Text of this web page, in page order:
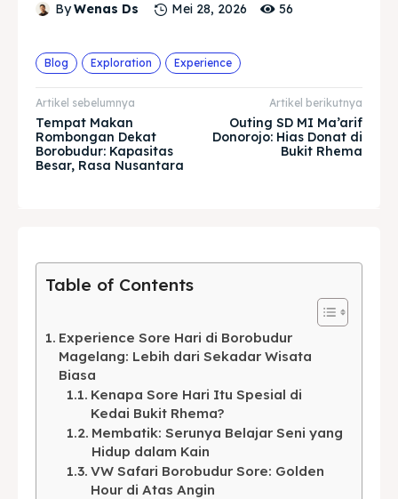
Search
Cari
Search
Cari
Explore our destinations
& Make a booking today
Ruang Meeting
Playground Anak
Katering Magelang
Nasi Box
Explore our destinations
& Make a booking today
Ruang Meeting
Playground Anak
Katering Magelang
Nasi Box
ByWenas Ds Mei 28, 2026 56
Blog Exploration Experience
Artikel sebelumnya
Tempat Makan
Rombongan Dekat
Borobudur: Kapasitas
Besar, Rasa Nusantara
Artikel berikutnya
Outing SD MI Ma’arif
Donorojo: Hias Donat di
Bukit Rhema
Table of Contents
Experience Sore Hari di Borobudur
Magelang: Lebih dari Sekadar Wisata
Biasa
Kenapa Sore Hari Itu Spesial di
Kedai Bukit Rhema?
Membatik: Serunya Belajar Seni yang
Hidup dalam Kain
VW Safari Borobudur Sore: Golden
Hour di Atas Angin